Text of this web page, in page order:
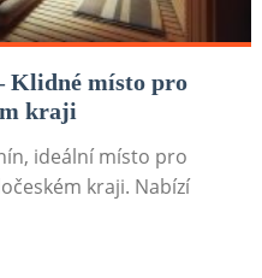
Klidné místo pro
kraji
ideální místo pro
kraji. Nabízí